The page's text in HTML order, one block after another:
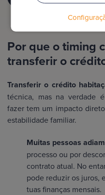
Por que o timing
transferir o
Transferir o crédito
técnica, mas na verdade
fazer tem um impacto
estabilidade familiar.
Muitas pessoas adiam
processo ou por
contrato atual. No
pode reduzir os juros,
tuas finanças mensais.